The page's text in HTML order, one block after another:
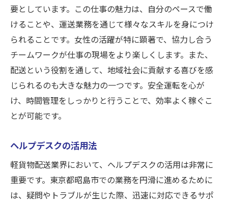
要としています。この仕事の魅力は、自分のペースで働
けることや、運送業務を通じて様々なスキルを身につけ
られることです。女性の活躍が特に顕著で、協力し合う
チームワークが仕事の現場をより楽しくします。また、
配送という役割を通して、地域社会に貢献する喜びを感
じられるのも大きな魅力の一つです。安全運転を心が
け、時間管理をしっかりと行うことで、効率よく稼ぐこ
とが可能です。
ヘルプデスクの活用法
軽貨物配送業界において、ヘルプデスクの活用は非常に
重要です。東京都昭島市での業務を円滑に進めるために
は、疑問やトラブルが生じた際、迅速に対応できるサポ